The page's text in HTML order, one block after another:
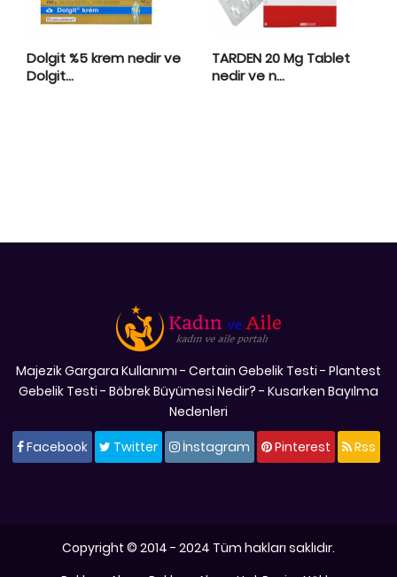
Dolgit %5 krem nedir ve
Dolgit...
TARDEN 20 Mg Tablet
nedir ve n...
Majezik Gargara Kullanımı - Certain Gebelik Testi - Plantest
Gebelik Testi - Böbrek Büyümesi Nedir? - Kusarken Bayılma
Nedenleri
Facebook
Twitter İnstagram Pinterest Rss
Copyright © 2014 - 2024 Tüm hakları saklıdır.